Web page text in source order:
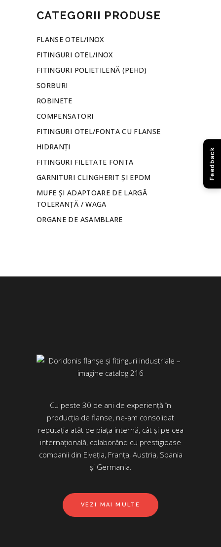
CATEGORII PRODUSE
FLANSE OTEL/INOX
FITINGURI OTEL/INOX
FITINGURI POLIETILENĂ (PEHD)
SORBURI
ROBINETE
COMPENSATORI
FITINGURI OTEL/FONTA CU FLANSE
HIDRANȚI
FITINGURI FILETATE FONTA
GARNITURI CLINGHERIT ȘI EPDM
MUFE ȘI ADAPTOARE DE LARGĂ
TOLERANȚĂ / WAGA
ORGANE DE ASAMBLARE
Cu peste 30 de ani de experiență în
producția de flanse, ne-am consolidat
reputația atât pe piața internă, cât și pe cea
internațională, colaborând cu prestigioase
companii din Elveția, Franța, Austria, Spania
și Germania.
VEZI MAI MULTE
Feedback